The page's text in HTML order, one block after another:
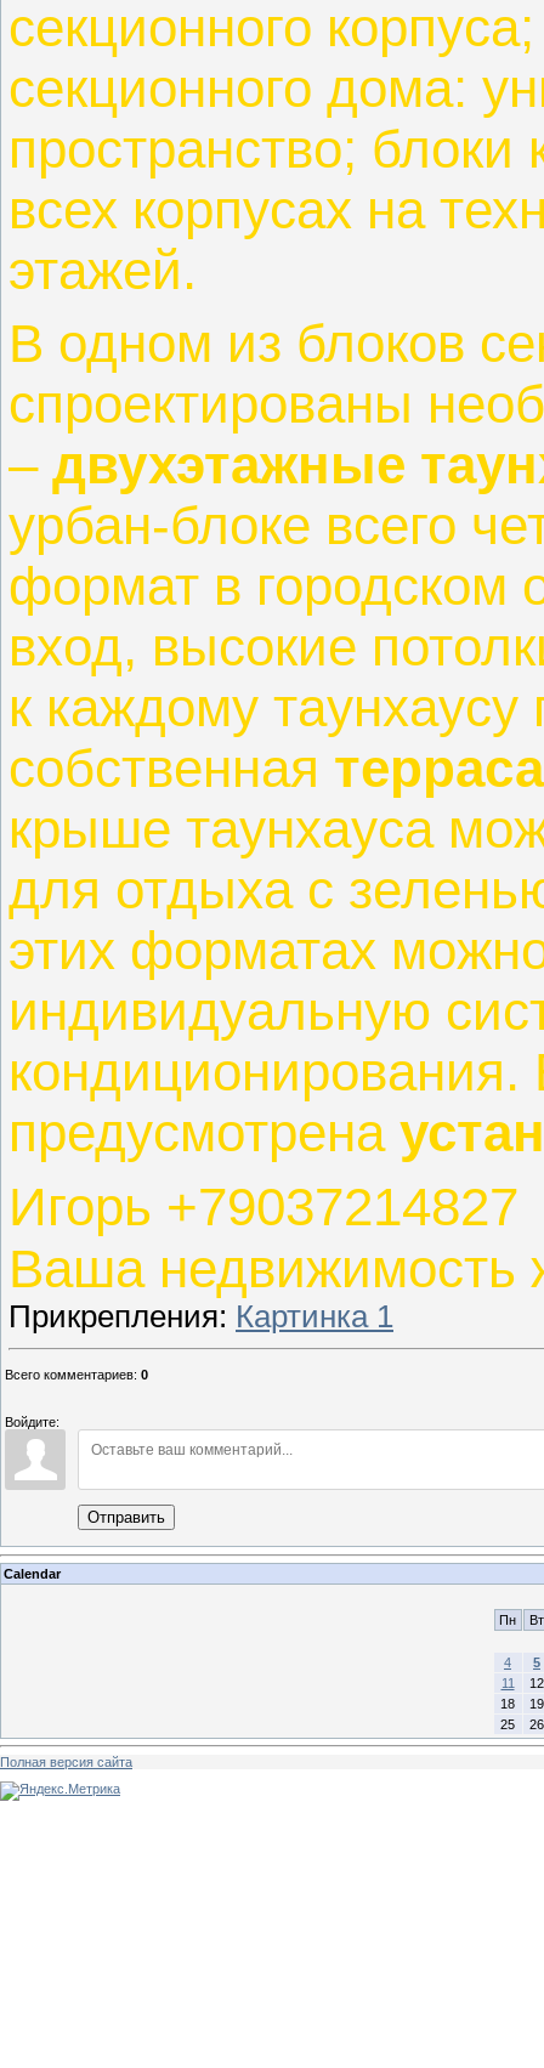
секционного
секционного дома:
пространство;
всех корпусах на
этажей.
В одном из блоков
спроектированы
‒ двухэтажные
урбан-блоке всего
формат в городском
вход, высокие
к каждому
собственная
крыше таунхауса
для отдыха с
этих форматах
индивидуальную
кондиционирования.
предусмотрена
Игорь +79037214827
Ваша недвижимость
Прикрепления: Картинка 1
Всего комментариев: 0
Войдите:
Отправить
Calendar
Пн Вт
4
5
11
12
18
19
25
26
Полная версия сайта